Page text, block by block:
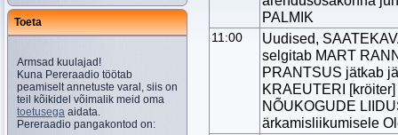
Toeta
Armsad kuulajad!
Kuna Pereraadio töötab
peamiselt annetuste varal, siis on
teil kõikidel võimalik meid oma
toetusega aidata.
Pereraadio pangakontod on:
PALMIK
11:00
Uudised,
selgitab MART
PRANTSUS jätkab
KRAEUTERI
NÕUKOGUDE
ärkamisliikumisele